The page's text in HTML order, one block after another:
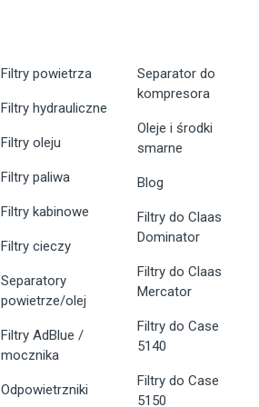
Filtry powietrza
Filtry hydrauliczne
Filtry oleju
Filtry paliwa
Filtry kabinowe
Filtry cieczy
Separatory
powietrze/olej
Filtry AdBlue /
mocznika
Odpowietrzniki
Separator do
kompresora
Oleje i środki
smarne
Blog
Filtry do Claas
Dominator
Filtry do Claas
Mercator
Filtry do Case
5140
Filtry do Case
5150